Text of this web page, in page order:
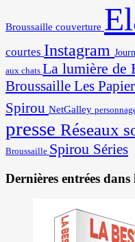
Broussaille couverture
courtes Instagram
aux chats La lumière de
Broussaille Les
Spirou NetGalley
presse Réseaux
Broussaille Spirou Séries
Dernières entrées dans